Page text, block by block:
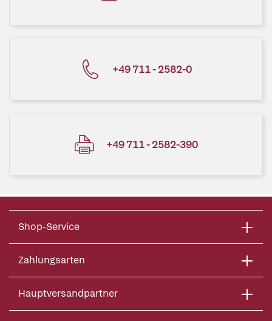
+49 711 - 2582-0
+49 711 - 2582-390
Shop-Service
Zahlungsarten
Hauptversandpartner